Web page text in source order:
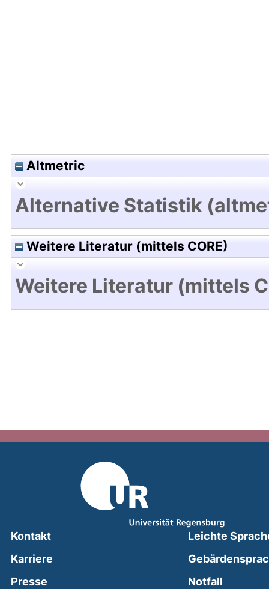
Altmetric
Alternative Statistik
Weitere Literatur (mittels CORE)
Weitere Literatur (mittels
Kontakt
Karriere
Presse
Leichte
Notfall